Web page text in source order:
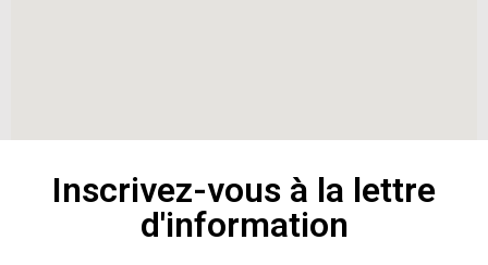
Inscrivez-vous à la lettre
d'information